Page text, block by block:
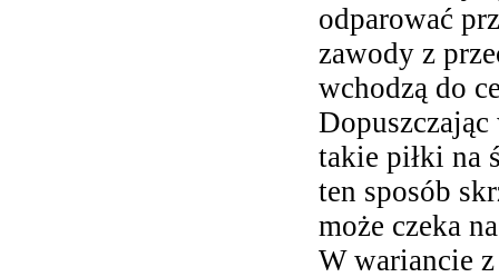
odparować
zawody z
wchodzą do
Dopuszczając
takie piłki na
ten sposób
może czeka
W wariancie